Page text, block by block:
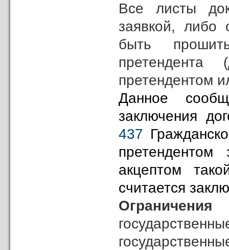
Все листы
заявкой, либо
быть
претендентом
Данное
заключения
437
акцептом
считается